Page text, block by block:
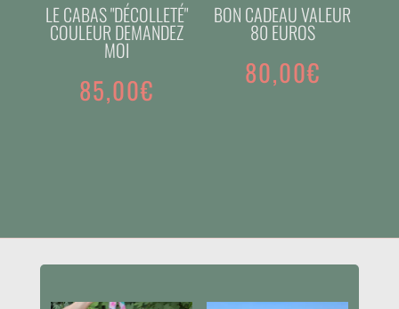
LE CABAS "DÉCOLLETÉ"
COULEUR DEMANDEZ
MOI
85,00€
BON CADEAU VALEUR
80 EUROS
80,00€